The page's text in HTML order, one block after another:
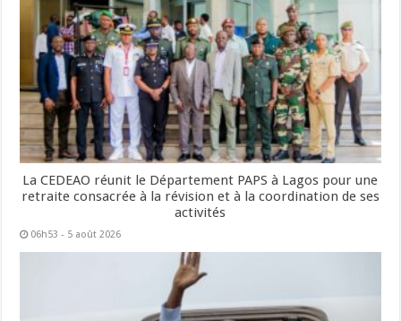
La CEDEAO réunit le Département PAPS à Lagos pour une
retraite consacrée à la révision et à la coordination de ses
activités
06h53 - 5 août 2026